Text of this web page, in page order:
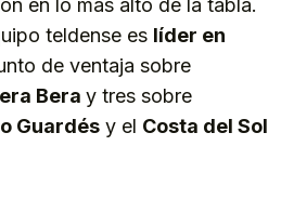
en lo más alto de la tabla.
teldense es líder en
de ventaja sobre
Bera y tres sobre
Guardés y el Costa del Sol